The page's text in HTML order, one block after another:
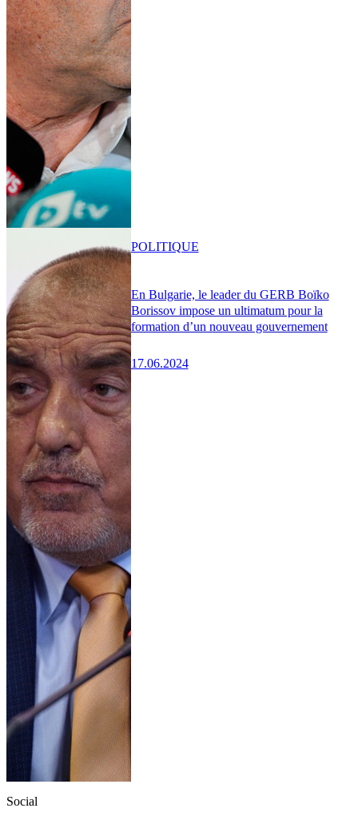
En Bulgarie, le leader du GERB Boïko
Borissov impose un ultimatum pour la
formation d’un nouveau gouvernement
17.06.2024
POLITIQUE
Social